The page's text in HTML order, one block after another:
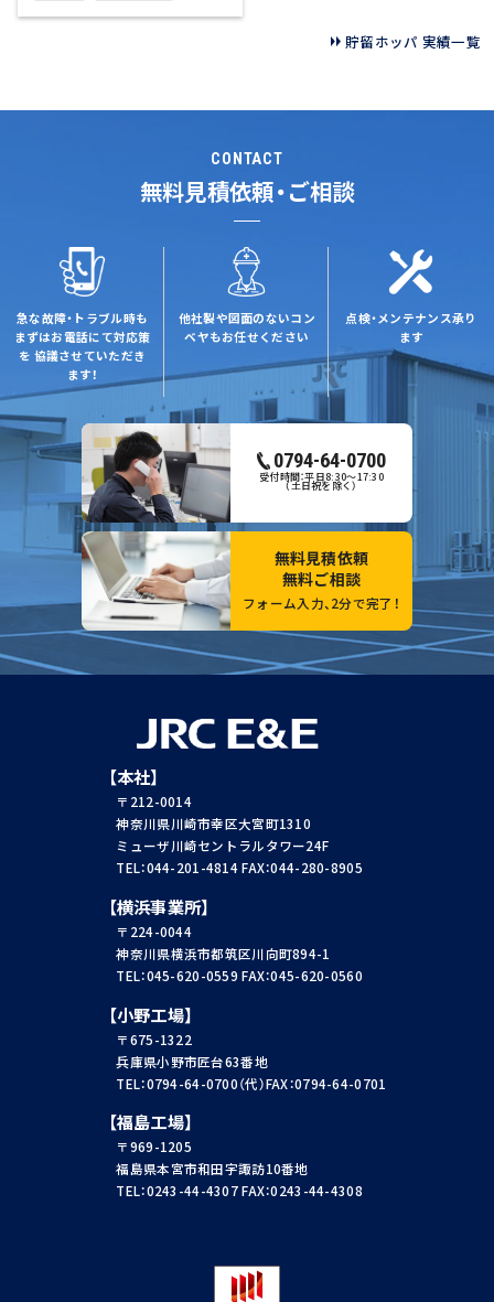
貯留ホッパ 実績一覧
CONTACT
無料見積依頼・ご相談
急な故障・トラブル時も
まずはお電話にて対応策
を 協議させていただき
ます！
他社製や図面のないコン
ベヤもお任せください
点検・メンテナンス承り
ます
0794-64-0700
受付時間：平日8:30～17:30
（土日祝を除く）
無料見積依頼
無料ご相談
フォーム入力、2分で完了！
【本社】
〒212-0014
神奈川県川崎市幸区大宮町1310
ミューザ川崎セントラルタワー24F
TEL：044-201-4814 FAX：044-280-8905
【横浜事業所】
〒224-0044
神奈川県横浜市都筑区川向町894-1
TEL：045-620-0559 FAX：045-620-0560
【小野工場】
〒675-1322
兵庫県小野市匠台63番地
TEL：0794-64-0700（代）FAX：0794-64-0701
【福島工場】
〒969-1205
福島県本宮市和田字諏訪10番地
TEL：0243-44-4307 FAX：0243-44-4308